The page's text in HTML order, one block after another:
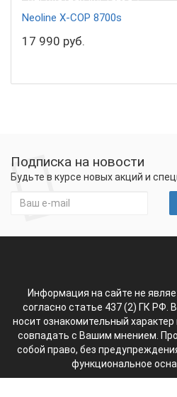
Neoline X-COP 8700s
17 990 руб.
Подписка на новости
Будьте в курсе новых акций и
Информация на сайте не
согласно статье 437 (2) ГК РФ.
носит ознакомительный
совпадать с Вашим мнением.
собой право, без
функциональное